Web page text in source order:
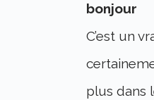
bonjour
C’est un
plus dans